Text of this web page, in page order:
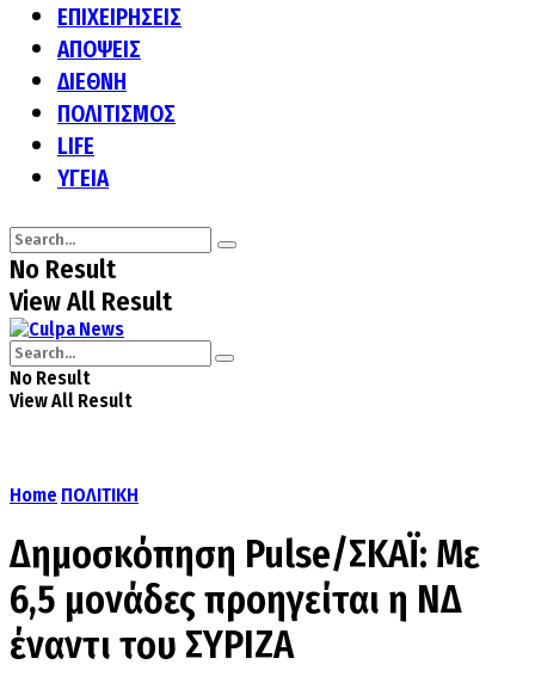
ΕΠΙΧΕΙΡΗΣΕΙΣ
ΑΠΟΨΕΙΣ
ΔΙΕΘΝΗ
ΠΟΛΙΤΙΣΜΟΣ
LIFE
ΥΓΕΙΑ
No Result
View All Result
No Result
View All Result
Home ΠΟΛΙΤΙΚΗ
Δημοσκόπηση Pulse/ΣΚΑΪ: Με
6,5 μονάδες προηγείται η ΝΔ
έναντι του ΣΥΡΙΖΑ